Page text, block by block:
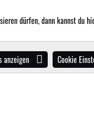
Malinos -
Amewi
Werden
Amewi
dürfen, dann kannst du
Cookie
anzeigen